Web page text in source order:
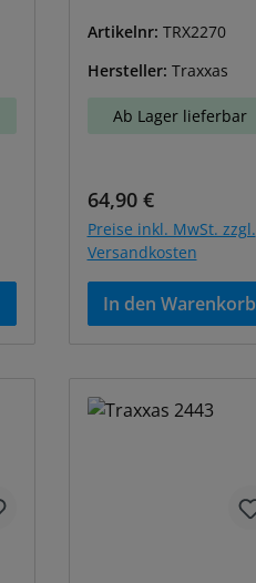
Artikelnr: TRX2270
Hersteller: Traxxas
Ab Lager lieferbar
Regulärer Preis:
64,90 €
Preise inkl. MwSt. zzgl.
Versandkosten
In den Warenkorb